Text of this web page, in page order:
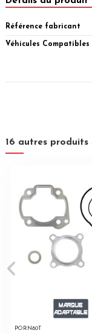
Référence fabricant
Véhicules Compatibles
16 autres
PORN80T